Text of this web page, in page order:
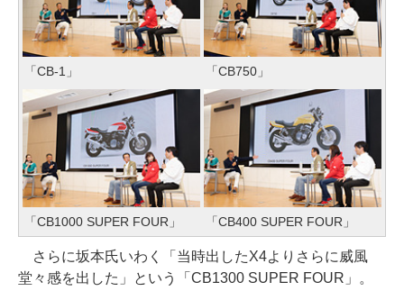
「CB-1」 「CB750」
「CB1000 SUPER FOUR」 「CB400 SUPER FOUR」
さらに坂本氏いわく「当時出したX4よりさらに威風
堂々感を出した」という「CB1300 SUPER FOUR」。